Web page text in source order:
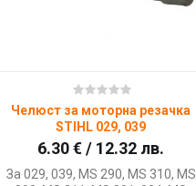
Купи
Челюст за моторна резачка
STIHL 029, 039
6.30 € / 12.32 лв.
За 029, 039, MS 290, MS 310, MS